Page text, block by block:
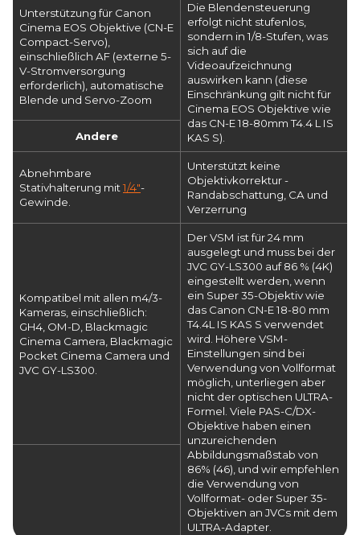
Unterstützung für Canon
Cinema EOS Objektive (CN-E
Compact-Servo),
einschließlich AF (externe 5-
V-Stromversorgung
erforderlich), automatische
Blende und Servo-Zoom
Die Blendensteuerung
erfolgt nicht stufenlos,
sondern in 1/8-Stufen, was
sich auf die
Videoaufzeichnung
auswirken kann (diese
Einschränkung gilt nicht für
Cinema EOS Objektive wie
das CN-E 18-80mm T4.4 L IS
KAS S).
Andere
Abnehmbare
Stativhalterung mit1/4"-
Gewinde.
Unterstützt keine
Objektivkorrektur -
Randabschattung, CA und
Verzerrung
Kompatibel mit allen m4/3-
Kameras, einschließlich:
GH4, OM-D, Blackmagic
Cinema Camera, Blackmagic
Pocket Cinema Camera und
JVC GY-LS300.
Der VSM ist für 24 mm
ausgelegt und muss bei der
JVC GY-LS300 auf 86 % (4K)
eingestellt werden, wenn
ein Super 35-Objektiv wie
das Canon CN-E 18-80 mm
T4.4L IS KAS S verwendet
wird. Höhere VSM-
Einstellungen sind bei
Verwendung von Vollformat
möglich, unterliegen aber
nicht der optischen ULTRA-
Formel. Viele PAS-C/DX-
Objektive haben einen
unzureichenden
Abbildungsmaßstab von
86% (46), und wir empfehlen
die Verwendung von
Vollformat- oder Super 35-
Objektiven an JVCs mit dem
ULTRA-Adapter.